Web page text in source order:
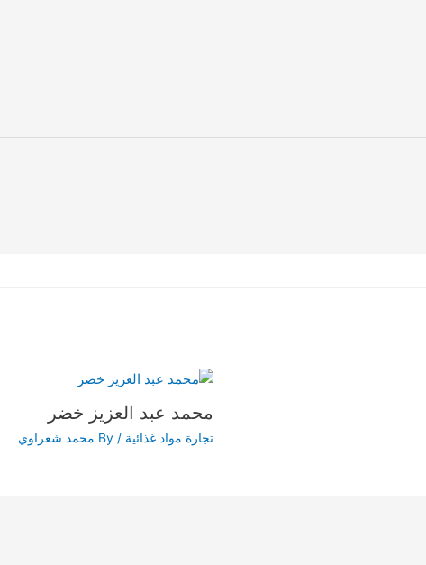
محمد عبد العزيز خضر
تجارة مواد غذائية / By محمد شعراوي